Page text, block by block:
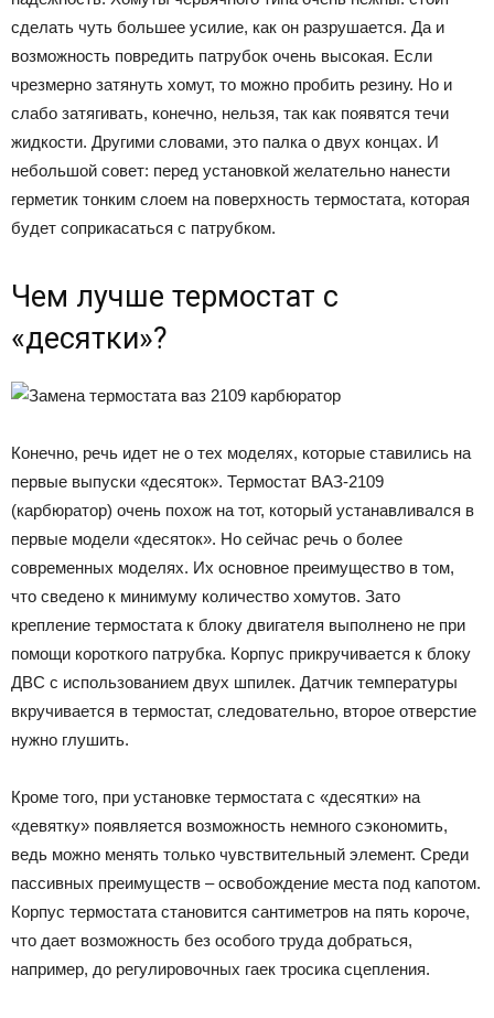
сделать чуть большее усилие, как он разрушается. Да и
возможность повредить патрубок очень высокая. Если
чрезмерно затянуть хомут, то можно пробить резину. Но и
слабо затягивать, конечно, нельзя, так как появятся течи
жидкости. Другими словами, это палка о двух концах. И
небольшой совет: перед установкой желательно нанести
герметик тонким слоем на поверхность термостата, которая
будет соприкасаться с патрубком.
Чем лучше термостат с
«десятки»?
Конечно, речь идет не о тех моделях, которые ставились на
первые выпуски «десяток». Термостат ВАЗ-2109
(карбюратор) очень похож на тот, который устанавливался в
первые модели «десяток». Но сейчас речь о более
современных моделях. Их основное преимущество в том,
что сведено к минимуму количество хомутов. Зато
крепление термостата к блоку двигателя выполнено не при
помощи короткого патрубка. Корпус прикручивается к блоку
ДВС с использованием двух шпилек. Датчик температуры
вкручивается в термостат, следовательно, второе отверстие
нужно глушить.
Кроме того, при установке термостата с «десятки» на
«девятку» появляется возможность немного сэкономить,
ведь можно менять только чувствительный элемент. Среди
пассивных преимуществ – освобождение места под капотом.
Корпус термостата становится сантиметров на пять короче,
что дает возможность без особого труда добраться,
например, до регулировочных гаек тросика сцепления.